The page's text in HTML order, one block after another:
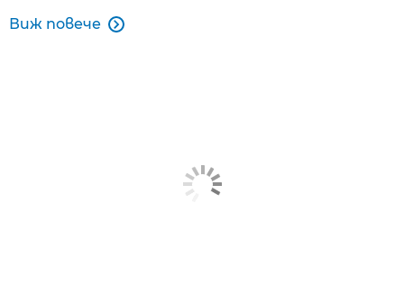
Виж повече 